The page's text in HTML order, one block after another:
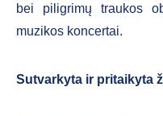
bei piligrimų traukos
muzikos koncertai.
Sutvarkyta ir